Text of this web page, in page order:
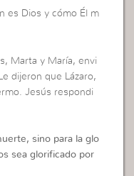
es Dios y cómo Él m
Marta y María, envi
dijeron que Lázaro,
Jesús respondi
sino para la glo
sea glorificado por